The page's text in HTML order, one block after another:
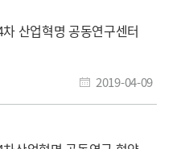
산업혁명 공동연구센터
2019-04-09